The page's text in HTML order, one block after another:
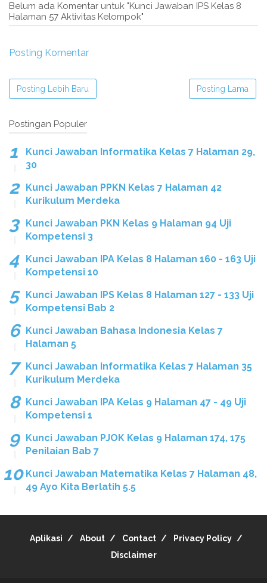
Belum ada Komentar untuk "Kunci Jawaban IPS Kelas 8
Halaman 57 Aktivitas Kelompok"
Posting Komentar
Posting Lebih Baru Posting Lama
Postingan Populer
Kunci Jawaban Informatika Kelas 7 Halaman 29,
30
Kunci Jawaban PPKN Kelas 7 Halaman 42
Kurikulum Merdeka
Kunci Jawaban PKN Kelas 9 Halaman 94 Uji
Kompetensi 3
Kunci Jawaban IPA Kelas 8 Halaman 160 - 163 Uji
Kompetensi 10
Kunci Jawaban IPS Kelas 8 Halaman 127 - 133 Uji
Kompetensi Bab 2
Kunci Jawaban Bahasa Indonesia Kelas 7
Halaman 5
Kunci Jawaban Informatika Kelas 7 Halaman 35
Kurikulum Merdeka
Kunci Jawaban IPA Kelas 9 Halaman 47 - 49 Uji
Kompetensi 1
Kunci Jawaban PJOK Kelas 9 Halaman 174, 175
Penilaian Bab 7
Kunci Jawaban Matematika Kelas 7 Halaman 48,
49 Ayo Kita Berlatih 5.5
Aplikasi About Contact
Privacy Policy
Disclaimer